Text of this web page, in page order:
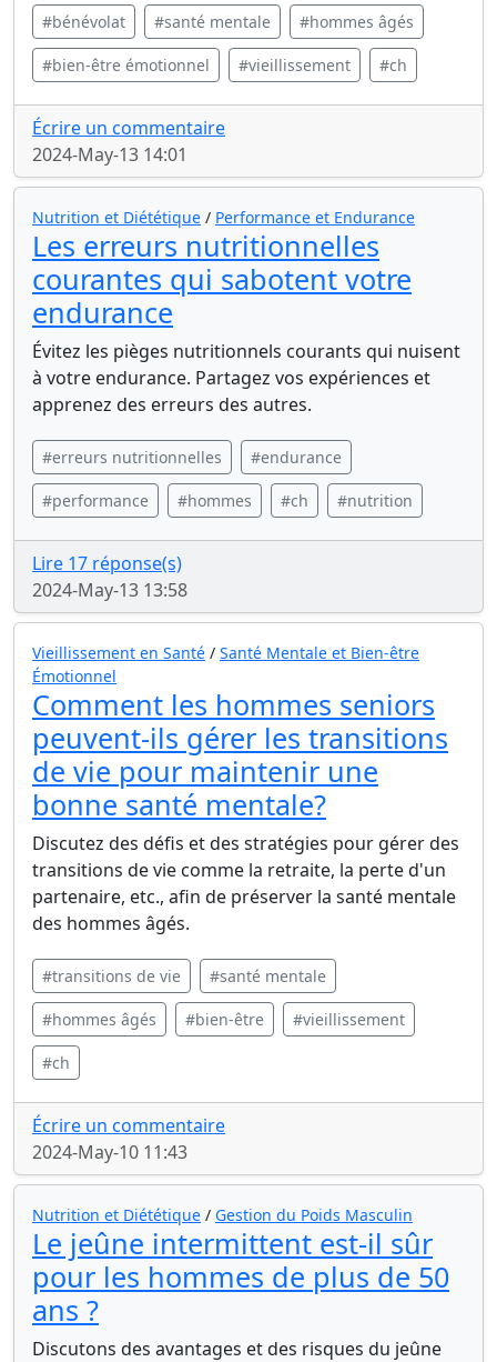
#bénévolat #santé mentale #hommes âgés
#bien-être émotionnel #vieillissement #ch
Écrire un commentaire
2024-May-13 14:01
Nutrition et Diététique / Performance et Endurance
Les erreurs nutritionnelles
courantes qui sabotent votre
endurance
Évitez les pièges nutritionnels courants qui nuisent
à votre endurance. Partagez vos expériences et
apprenez des erreurs des autres.
#erreurs nutritionnelles #endurance
#performance #hommes #ch #nutrition
Lire 17 réponse(s)
2024-May-13 13:58
Vieillissement en Santé / Santé Mentale et Bien-être
Émotionnel
Comment les hommes seniors
peuvent-ils gérer les transitions
de vie pour maintenir une
bonne santé mentale?
Discutez des défis et des stratégies pour gérer des
transitions de vie comme la retraite, la perte d'un
partenaire, etc., afin de préserver la santé mentale
des hommes âgés.
#transitions de vie #santé mentale
#hommes âgés #bien-être #vieillissement
#ch
Écrire un commentaire
2024-May-10 11:43
Nutrition et Diététique / Gestion du Poids Masculin
Le jeûne intermittent est-il sûr
pour les hommes de plus de 50
ans ?
Discutons des avantages et des risques du jeûne